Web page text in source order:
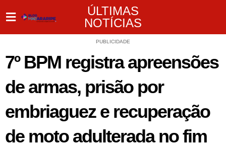
ÚLTIMAS
NOTÍCIAS
PUBLICIDADE
7º BPM registra apreensões
de armas, prisão por
embriaguez e recuperação
de moto adulterada no fim